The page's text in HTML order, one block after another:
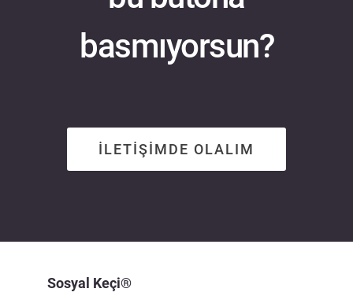
basmıyorsun?
İLETİŞİMDE OLALIM
Sosyal Keçi®